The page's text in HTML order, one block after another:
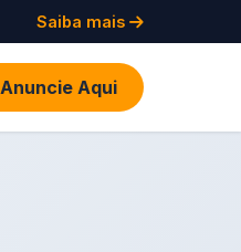
Saiba mais
Anuncie Aqui